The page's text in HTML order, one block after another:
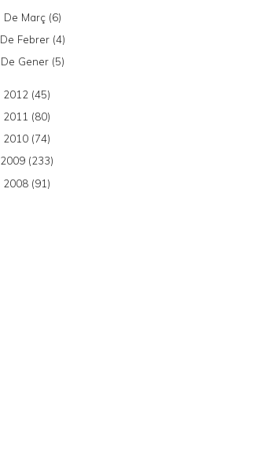
De Març (6)
De Febrer (4)
De Gener (5)
2012 (45)
2011 (80)
2010 (74)
2009 (233)
2008 (91)